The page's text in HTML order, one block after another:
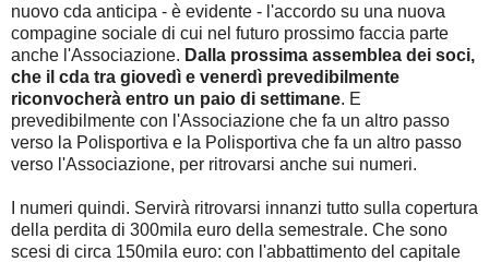
nuovo cda anticipa - è evidente - l'accordo su una nuova
compagine sociale di cui nel futuro prossimo faccia parte
anche l'Associazione. Dalla prossima assemblea dei soci,
che il cda tra giovedì e venerdì prevedibilmente
riconvocherà entro un paio di settimane. E
prevedibilmente con l'Associazione che fa un altro passo
verso la Polisportiva e la Polisportiva che fa un altro passo
verso l'Associazione, per ritrovarsi anche sui numeri.
I numeri quindi. Servirà ritrovarsi innanzi tutto sulla copertura
della perdita di 300mila euro della semestrale. Che sono
scesi di circa 150mila euro: con l'abbattimento del capitale